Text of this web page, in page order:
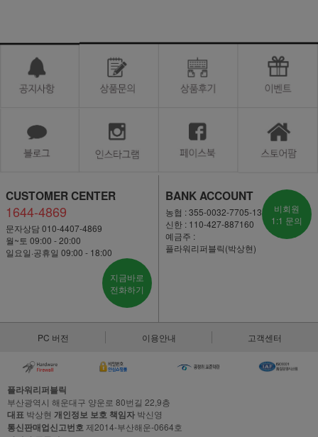
CUSTOMER CENTER
1644-4869
문자상담 010-4407-4869
월~토 09:00 - 20:00
일요일·공휴일 09:00 - 18:00
지금바로
전화하기
BANK ACCOUNT
농협 : 355-0032-7705-13
신한 : 110-427-887160
예금주 :
플라워리퍼블릭(박상현)
비회원
1:1 문의
PC 버전 이용안내 고객센터
플라워리퍼블릭
부산광역시 해운대구 양운로 80번길 22,9층
대표 박상현 개인정보 보호 책임자 박신영
통신판매업신고번호제2014-부산해운-0664호